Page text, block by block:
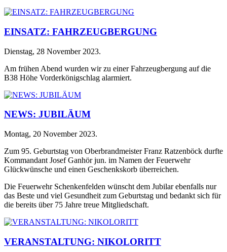
EINSATZ: FAHRZEUGBERGUNG
Dienstag, 28 November 2023.
Am frühen Abend wurden wir zu einer Fahrzeugbergung auf die
B38 Höhe Vorderkönigschlag alarmiert.
NEWS: JUBILÄUM
Montag, 20 November 2023.
Zum 95. Geburtstag von Oberbrandmeister Franz Ratzenböck durfte
Kommandant Josef Ganhör jun. im Namen der Feuerwehr
Glückwünsche und einen Geschenkskorb überreichen.
Die Feuerwehr Schenkenfelden wünscht dem Jubilar ebenfalls nur
das Beste und viel Gesundheit zum Geburtstag und bedankt sich für
die bereits über 75 Jahre treue Mitgliedschaft.
VERANSTALTUNG: NIKOLORITT